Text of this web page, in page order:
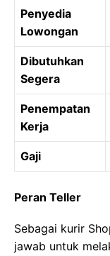
Penyedia
Lowongan
Dibutuhkan
Segera
Penempatan
Kerja
Gaji
Peran Teller
Sebagai kurir
jawab untuk